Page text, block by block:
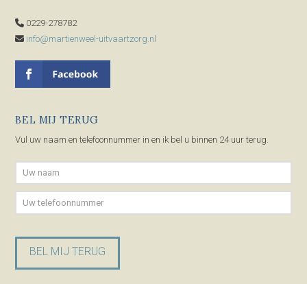
0229-278782
info@martienweel-uitvaartzorg.nl
BEL MIJ TERUG
Vul uw naam en telefoonnummer in en ik bel u binnen 24 uur terug.